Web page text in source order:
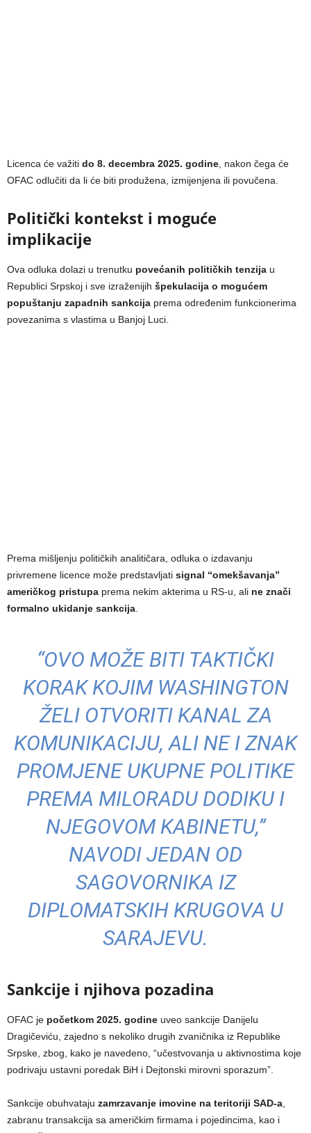
Licenca će važiti do 8. decembra 2025. godine , nakon čega će
OFAC odlučiti da li će biti produžena, izmijenjena ili povučena.
Politički kontekst i moguće
implikacije
Ova odluka dolazi u trenutku povećanih političkih tenzija u
Republici Srpskoj i sve izraženijih špekulacija o mogućem
popuštanju zapadnih sankcija prema određenim funkcionerima
povezanima s vlastima u Banjoj Luci.
Prema mišljenju političkih analitičara, odluka o izdavanju
privremene licence može predstavljati signal “omekšavanja”
američkog pristupa prema nekim akterima u RS-u, ali ne znači
formalno ukidanje sankcija
“OVO MOŽE BITI TAKTIČKI
KORAK KOJIM WASHINGTON
ŽELI OTVORITI KANAL ZA
KOMUNIKACIJU, ALI NE I ZNAK
PROMJENE UKUPNE POLITIKE
PREMA MILORADU DODIKU I
NJEGOVOM KABINETU,”
NAVODI JEDAN OD
SAGOVORNIKA IZ
DIPLOMATSKIH KRUGOVA U
SARAJEVU.
Sankcije i njihova pozadina
OFAC je početkom 2025. godine uveo sankcije Danijelu
Dragičeviću, zajedno s nekoliko drugih zvaničnika iz Republike
Srpske, zbog, kako je navedeno, “učestvovanja u aktivnostima koje
podrivaju ustavni poredak BiH i Dejtonski mirovni sporazum”.
Sankcije obuhvataju zamrzavanje imovine na teritoriji SAD-a
zabranu transakcija sa američkim firmama i pojedincima, kao i